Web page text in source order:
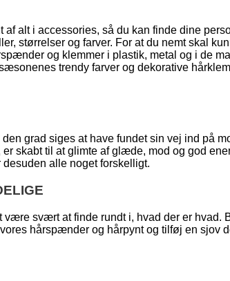
alt i accessories, så du kan finde dine
størrelser og farver. For at du nemt skal
og klemmer i plastik, metal og i de
trendy farver og dekorative
grad siges at have fundet sin vej ind på
skabt til at glimte af glæde, mod og god
alle noget forskelligt.
svært at finde rundt i, hvad der er hvad.
hårspænder og hårpynt og tilføj en sjov